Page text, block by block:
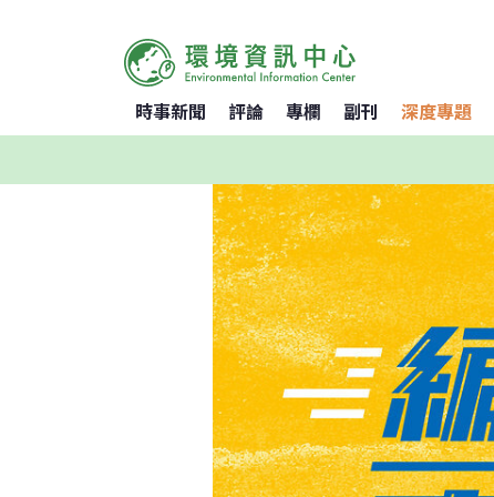
時事新聞 評論 專欄 副刊 深度專題